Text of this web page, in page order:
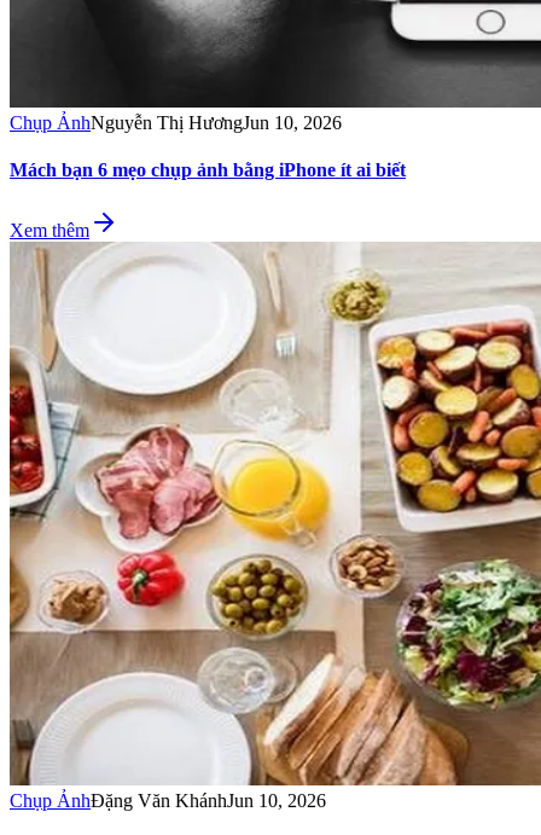
Chụp ẢnhNguyễn Thị HươngJun 10, 2026
Mách bạn 6 mẹo chụp ảnh bằng iPhone ít ai biết
Xem thêm
Chụp ẢnhĐặng Văn KhánhJun 10, 2026